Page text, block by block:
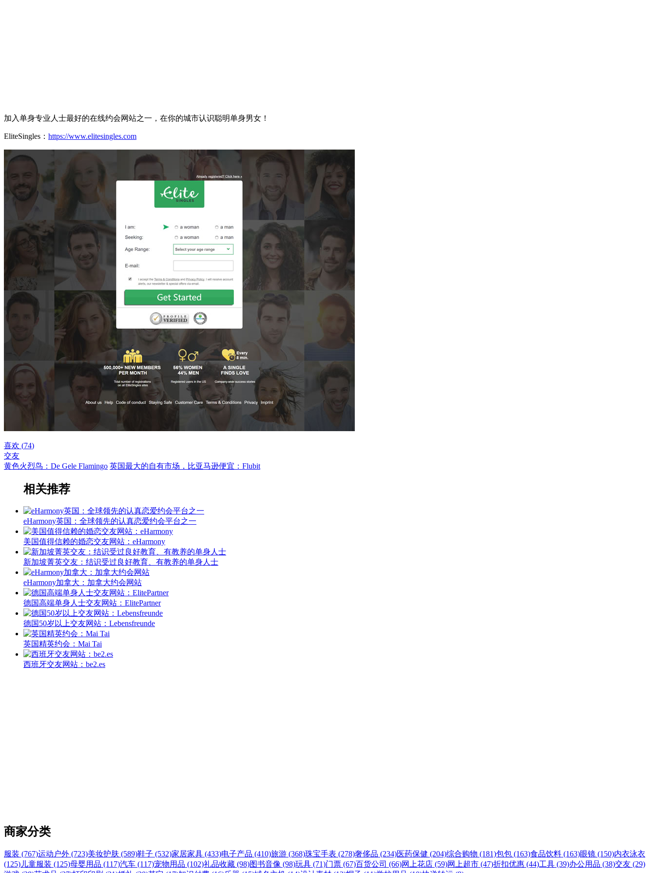
加入单身专业人士最好的在线约会网站之一，在你的城市认识聪明单身男女！
EliteSingles： https://www.elitesingles.com
喜欢 (74)
交友
黄色火烈鸟：De Gele Flamingo 英国最大的自有市场，比亚马逊便宜：Flubit
相关推荐
eHarmony英国：全球领先的认真恋爱约会平台之一
美国值得信赖的婚恋交友网站：eHarmony
新加坡菁英交友：结识受过良好教育、有教养的单身人士
eHarmony加拿大：加拿大约会网站
德国高端单身人士交友网站：ElitePartner
德国50岁以上交友网站：Lebensfreunde
英国精英约会：Mai Tai
西班牙交友网站：be2.es
商家分类
服装 (767)运动户外 (723)美妆护肤 (589)鞋子 (532)家居家具 (433)电子产品 (410)旅游 (368)珠宝手表 (278)奢侈品 (234)医药保健 (204)综合购物 (181)包包 (163)食品饮料 (163)眼镜 (150)内衣泳衣
(125) 儿童服装 (125)母婴用品 (117)汽车 (117)宠物用品 (102)礼品收藏 (98)图书音像 (98)玩具 (71)门票 (67)百货公司 (66)网上花店 (59)网上超市 (47)折扣优惠 (44)工具 (39)办公用品 (38)交友 (29)